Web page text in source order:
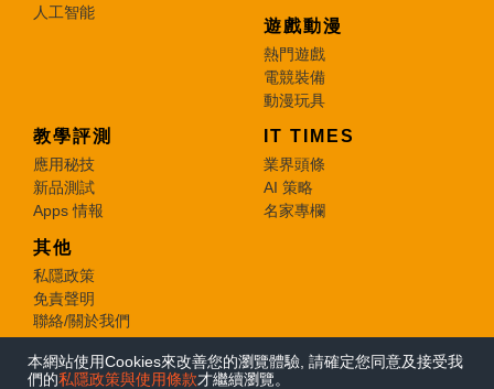
本網站使用Cookies來改善您的瀏覽體驗, 請確定您同意及接受我
們的私隱政策與使用條款才繼續瀏覽。
人工智能
遊戲動漫
熱門遊戲
電競裝備
動漫玩具
教學評測
應用秘技
新品測試
Apps 情報
IT TIMES
業界頭條
AI 策略
名家專欄
其他
私隱政策
免責聲明
聯絡/關於我們
© 2026 e-zone. All Rights Reserved.